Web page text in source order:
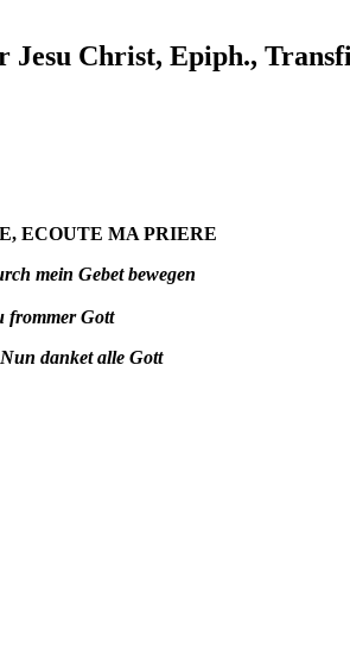
Christ, Epiph.,
ECOUTE MA PRIERE
mein Gebet bewegen
frommer Gott
alle Gott